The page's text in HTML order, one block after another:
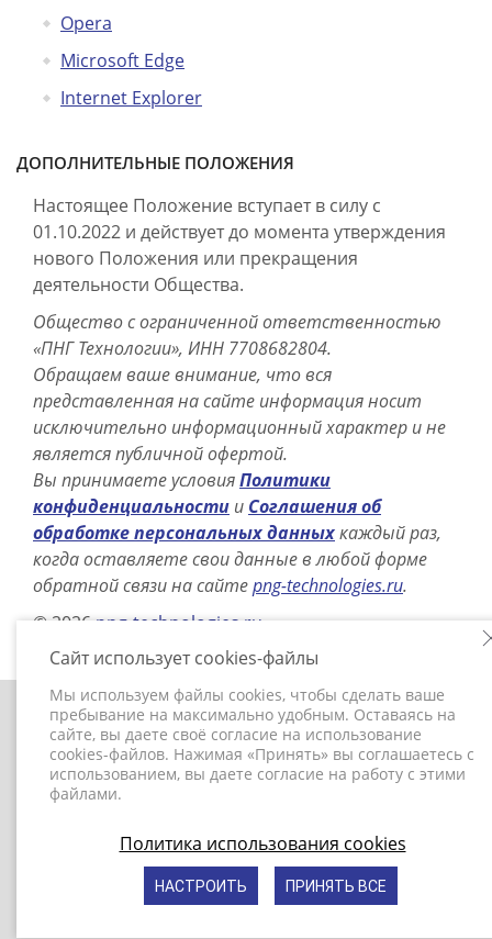
Opera
Microsoft Edge
Internet Explorer
ДОПОЛНИТЕЛЬНЫЕ ПОЛОЖЕНИЯ
Настоящее Положение вступает в силу с
01.10.2022 и действует до момента утверждения
нового Положения или прекращения
деятельности Общества.
Общество с ограниченной ответственностью
«ПНГ Технологии», ИНН 7708682804.
Обращаем ваше внимание, что вся
представленная на сайте информация носит
исключительно информационный характер и не
является публичной офертой.
Вы принимаете условияПолитики
конфиденциальности и Соглашения об
обработке персональных данныхкаждый раз,
когда оставляете свои данные в любой форме
обратной связи на сайтеpng-technologies.ru.
© 2026 png-technologies.ru
+7 (495) 787-37-27
info@png-technologies.ru
© ПНГ Технологии 2020. www.png-technologies.ru
Создание сайта и дизайн «Инфодизайн» , 2020—2026
Сайт использует cookies-файлы
Мы используем файлы cookies, чтобы сделать ваше
пребывание на максимально удобным. Оставаясь на
сайте, вы даете своё согласие на использование
cookies-файлов. Нажимая «Принять» вы соглашаетесь с
использованием, вы даете согласие на работу с этими
файлами.
Политика использования cookies
НАСТРОИТЬ ПРИНЯТЬ ВСЕ